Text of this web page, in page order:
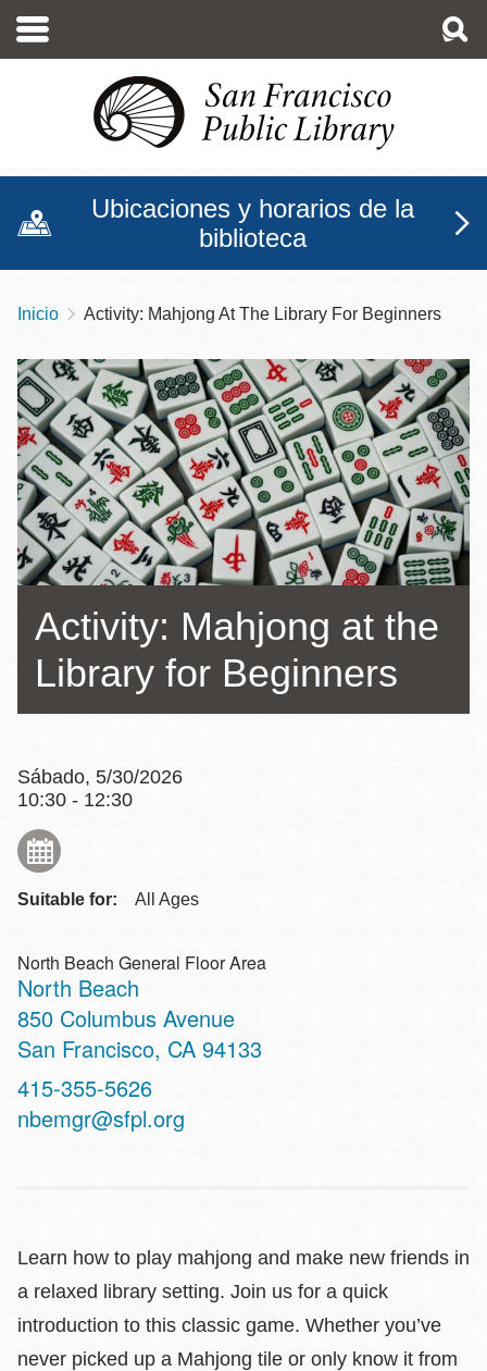
contenido
Ubicaciones y horarios de la
biblioteca
Sobrescribir
enlaces
de
ayuda
a
la
navegación
Inicio Activity: Mahjong At The Library For Beginners
Activity: Mahjong at the
Library for Beginners
Sábado, 5/30/2026
10:30 - 12:30
Suitable for: All Ages
North Beach General Floor Area
North Beach
Address
850 Columbus Avenue
San Francisco, CA 94133
Contact
Telephone
415-355-5626
nbemgr@sfpl.org
Learn how to play mahjong and make new friends in
a relaxed library setting. Join us for a quick
introduction to this classic game. Whether you’ve
never picked up a Mahjong tile or only know it from